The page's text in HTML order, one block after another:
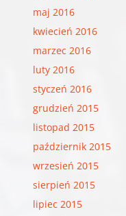
maj 2016
kwiecień 2016
marzec 2016
luty 2016
styczeń 2016
grudzień 2015
listopad 2015
październik 2015
wrzesień 2015
sierpień 2015
lipiec 2015